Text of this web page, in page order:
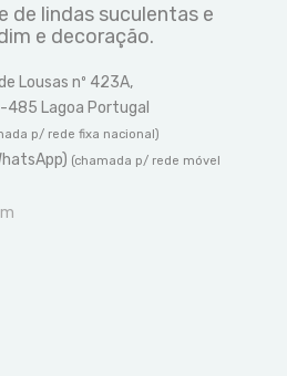
de lindas suculentas e
e decoração.
Lousas nº 423A,
Lagoa Portugal
p/ rede fixa nacional)
(chamada p/ rede móvel